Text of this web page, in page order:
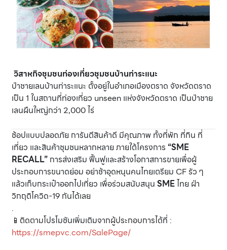
วิสาหกิจชุมชนท่องเที่ยวชุมชนบ้านท่าระแนะ
ป่าชายเลนบ้านท่าระแนะ ตั้งอยู่ในอำเภอเมืองตราด จังหวัดตราด
เป็น 1 ในสถานที่ท่องเที่ยว unseen แห่งจังหวัดตราด เป็นป่าชาย
เลนผืนใหญ่กว่า 2,000 ไร่
ช้อปแบบปลอดภัย การันตีสินค้าดี มีคุณภาพ ทั้งที่พัก ที่กิน ที่
เที่ยว และสินค้าชุมชนหลากหลาย ภายใต้โครงการ “SME
RECALL” การส่งเสริม ฟื้นฟูและสร้างโอกาสการขายเพื่อผู้
ประกอบการขนาดย่อม อย่าช้าอุดหนุนคนไทยเตรียม CF รัว ๆ
แล้วเก็บกระเป๋าออกไปเที่ยว เพื่อร่วมสนับสนุน SMEไทย ฝ่า
วิกฤติโควิด-19 กันได้เลย
.
📱ติดตามโปรโมชันเพิ่มเติมจากผู้ประกอบการได้ที่ :
https://smepvc.com/SalePage/